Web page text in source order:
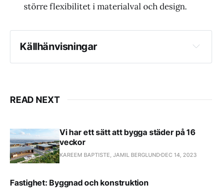
större flexibilitet i materialval och design.
Källhänvisningar
Mobila Verksamheter från GastroModul
byggnad
READ NEXT
Vi har ett sätt att bygga städer på 16
veckor
KAREEM BAPTISTE, JAMIL BERGLUND DEC 14, 2023
Fastighet: Byggnad och konstruktion